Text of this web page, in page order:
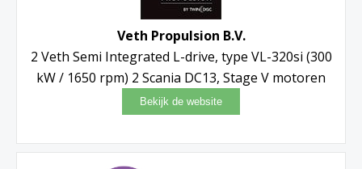
Veth Propulsion B.V.
2 Veth Semi Integrated L-drive, type VL-320si (300
kW / 1650 rpm) 2 Scania DC13, Stage V motoren